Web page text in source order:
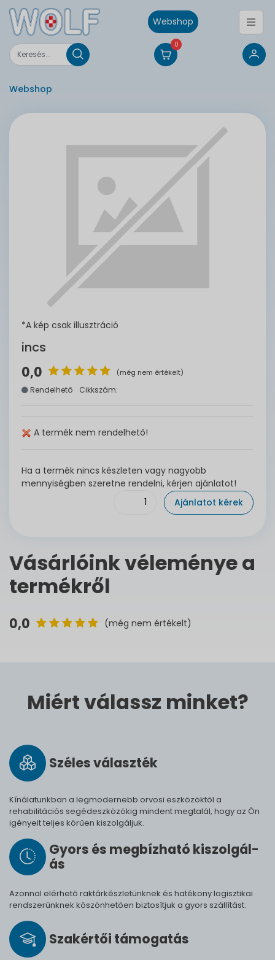
Webshop
0
Webshop
*A kép csak illusztráció
incs
0,0 (még nem értékelt)
Rendelhető Cikkszám:
A termék nem rendelhető!
Ha a termék nincs készleten vagy nagyobb
mennyiségben szeretne rendelni, kérjen ajánlatot!
Ajánlatot kérek
Vásárlóink véleménye a
termékről
0,0 (még nem értékelt)
Miért válassz minket?
Széles vá­lasz­ték
Kínálatunkban a legmodernebb orvosi eszközöktől a
rehabilitációs segédeszközökig mindent megtalál, hogy az Ön
igényeit teljes körűen kiszolgáljuk.
Gyors és meg­bíz­ha­tó ki­szol­gál­
ás
Azonnal elérhető raktárkészletünknek és hatékony logisztikai
rendszerünknek köszönhetően biztosítjuk a gyors szállítást.
Szak­értői tá­mo­ga­tás